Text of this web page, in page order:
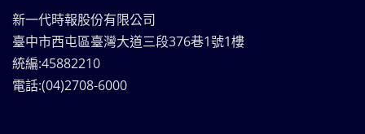
新一代時報股份有限公司
臺中市西屯區臺灣大道三段376巷1號1樓
統編:45882210
電話:(04)2708-6000